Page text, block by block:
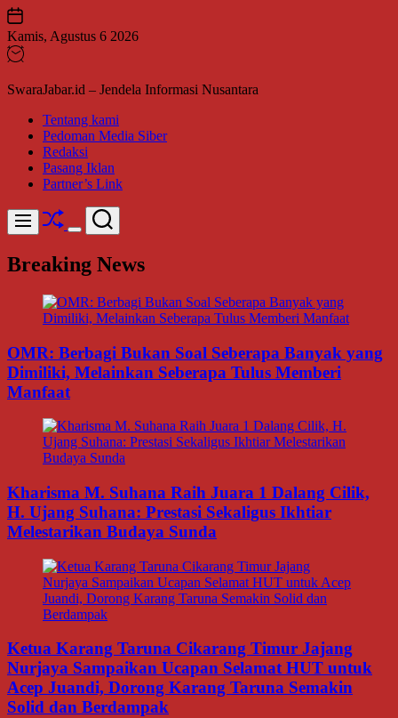
Skip
to
content
Kamis, Agustus 6 2026
SwaraJabar.id – Jendela Informasi Nusantara
Tentang kami
Pedoman Media Siber
Redaksi
Pasang Iklan
Partner’s Link
Menu Shuffle
Switch
mode
Search
Breaking News
OMR: Berbagi Bukan Soal Seberapa Banyak yang
Dimiliki, Melainkan Seberapa Tulus Memberi
Manfaat
Kharisma M. Suhana Raih Juara 1 Dalang Cilik,
H. Ujang Suhana: Prestasi Sekaligus Ikhtiar
Melestarikan Budaya Sunda
Ketua Karang Taruna Cikarang Timur Jajang
Nurjaya Sampaikan Ucapan Selamat HUT untuk
Acep Juandi, Dorong Karang Taruna Semakin
Solid dan Berdampak